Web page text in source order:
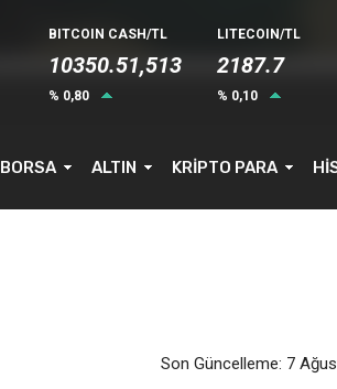
BITCOIN CASH/TL
10350.51,513
% 0,80
LITECOIN/TL
2187.7
% 0,10
BORSA ALTIN KRİPTO PARA
Son Güncelleme: 7